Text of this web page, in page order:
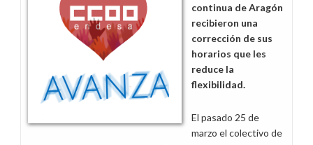
eDistribución
y
Redes
Digitales
en
el
Zaragoza
continua de Aragón
recibieron una
corrección de sus
horarios que les
reduce la
flexibilidad.
El pasado 25 de
marzo el colectivo de